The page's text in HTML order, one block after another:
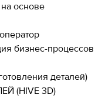
основе
бизнес-процессов
деталей)
(HIVE 3D)